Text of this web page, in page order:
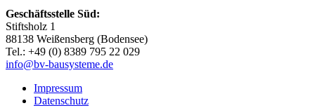
Geschäftsstelle Süd:
Stiftsholz 1
88138 Weißensberg (Bodensee)
Tel.: +49 (0) 8389 795 22 029
info@bv-bausysteme.de
Impressum
Datenschutz